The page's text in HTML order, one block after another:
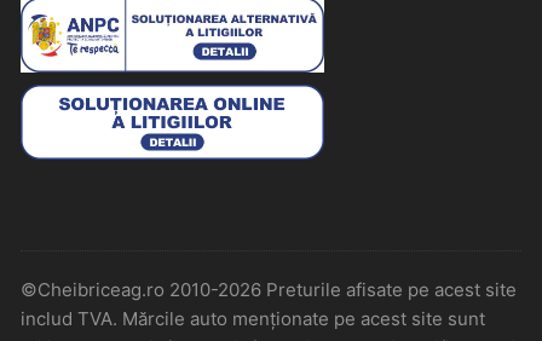
©Cheibriceag.ro 2010-2026 Preturile afisate pe acest site
includ TVA. Mărcile auto menționate pe acest site sunt